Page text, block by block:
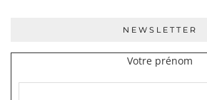
NEWSLETTER
Votre prénom